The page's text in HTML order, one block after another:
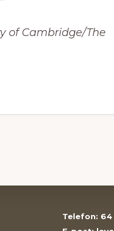
of Cambridge/The
Telefon: